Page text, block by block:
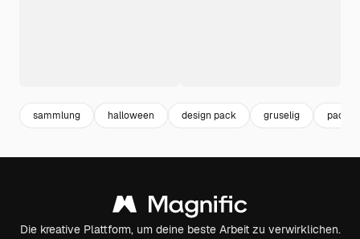
sammlung halloween design pack gruselig pack
Die kreative Plattform, um deine beste Arbeit zu verwirklichen.